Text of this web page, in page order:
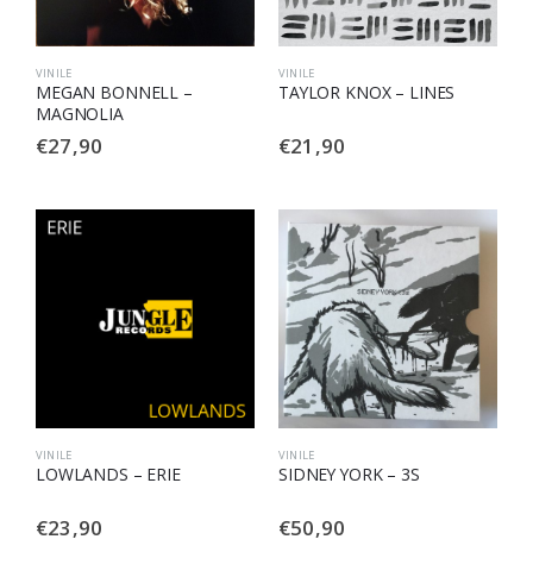
VINILE
MEGAN BONNELL –
MAGNOLIA
€27,90
VINILE
TAYLOR KNOX – LINES
€21,90
VINILE
LOWLANDS – ERIE
€23,90
VINILE
SIDNEY YORK – 3S
€50,90